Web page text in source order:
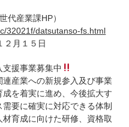
代産業課HP）
32021f/datsutanso-fs.html
月１５日
援事業募集中
産業への新規参入及び事業
を着実に進め、今後拡大す
要に確実に対応できる体制
育成に向けた研修、資格取